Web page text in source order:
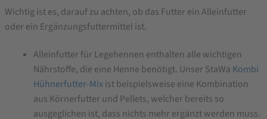
Wichtig ist es, darauf zu achten, ob das Futter ein Alleinfutter
oder ein Ergänzungsfuttermittel ist.
Alleinfutter für Legehennen enthalten alle wichtigen
Nährstoffe, die eine Henne benötigt. Unser StaWa Kombi
Hühnerfutter-Mixist beispielsweise eine Kombination
aus Körnerfutter und Pellets, welcher bereits so
ausgeglichen ist, dass nichts mehr ergänzt werden muss.